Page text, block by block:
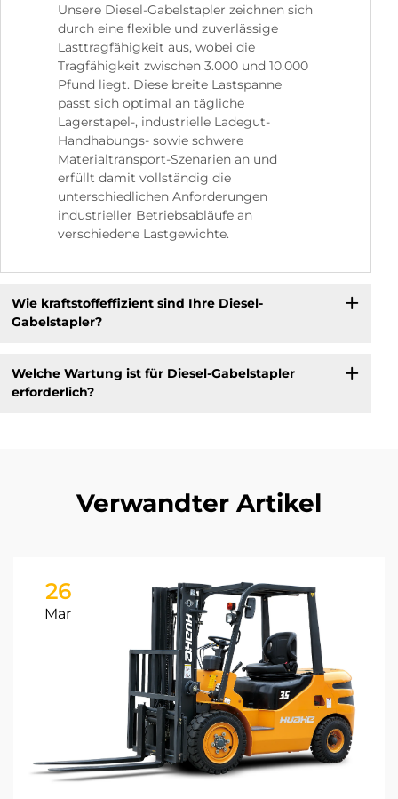
Unsere Diesel-Gabelstapler zeichnen sich
durch eine flexible und zuverlässige
Lasttragfähigkeit aus, wobei die
Tragfähigkeit zwischen 3.000 und 10.000
Pfund liegt. Diese breite Lastspanne
passt sich optimal an tägliche
Lagerstapel-, industrielle Ladegut-
Handhabungs- sowie schwere
Materialtransport-Szenarien an und
erfüllt damit vollständig die
unterschiedlichen Anforderungen
industrieller Betriebsabläufe an
verschiedene Lastgewichte.
Wie kraftstoffeffizient sind Ihre Diesel-
Gabelstapler?
Welche Wartung ist für Diesel-Gabelstapler
erforderlich?
Verwandter Artikel
26
Mar